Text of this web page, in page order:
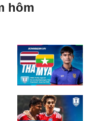
hôm